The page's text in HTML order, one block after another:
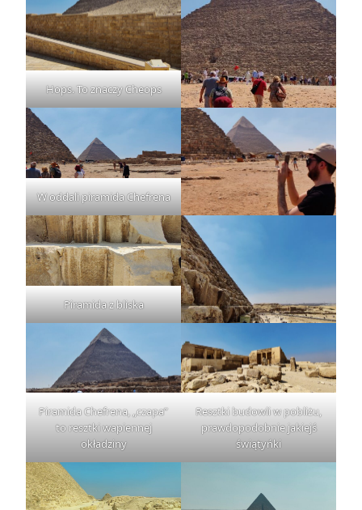
Hops. To znaczy Cheops
W oddali piramida Chefrena
Piramida z bliska
Piramida Chefrena, „czapa”
to resztki wapiennej
okładziny
Resztki budowli w pobliżu,
prawdopodobnie jakiejś
świątyńki